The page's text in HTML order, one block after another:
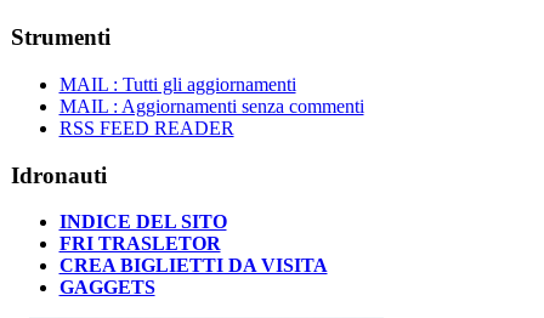
Strumenti
MAIL : Tutti gli aggiornamenti
MAIL : Aggiornamenti senza commenti
RSS FEED READER
Idronauti
INDICE DEL SITO
FRI TRASLETOR
CREA BIGLIETTI DA VISITA
GAGGETS